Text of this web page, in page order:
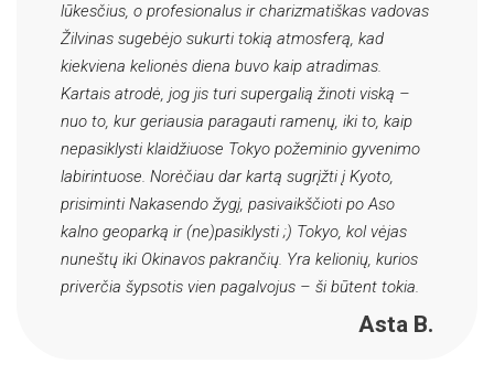
lūkesčius, o profesionalus ir charizmatiškas vadovas
Žilvinas sugebėjo sukurti tokią atmosferą, kad
kiekviena kelionės diena buvo kaip atradimas.
Kartais atrodė, jog jis turi supergalią žinoti viską –
nuo to, kur geriausia paragauti ramenų, iki to, kaip
nepasiklysti klaidžiuose Tokyo požeminio gyvenimo
labirintuose. Norėčiau dar kartą sugrįžti į Kyoto,
prisiminti Nakasendo žygį, pasivaikščioti po Aso
kalno geoparką ir (ne)pasiklysti ;) Tokyo, kol vėjas
nuneštų iki Okinavos pakrančių. Yra kelionių, kurios
priverčia šypsotis vien pagalvojus – ši būtent tokia.
Asta B.